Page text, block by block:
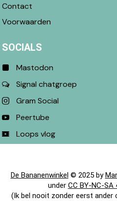
Contact
Voorwaarden
SOCIALS
Mastodon
Signal chatgroep
Gram Social
Peertube
Loops vlog
De Bananenwinkel© 2025 by
under CC BY-NC-SA
(Ik bel nooit zonder eerst ander